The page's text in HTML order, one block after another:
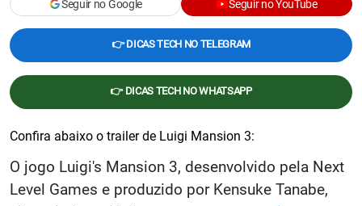
Seguir no Google
Seguir no YouTube
👉 DICAS TECH NO TELEGRAM
👉 DICAS TECH NO WHATSAPP
O jogo Luigi's Mansion 3, desenvolvido pela Next
Level Games e produzido por Kensuke Tanabe,
Confira abaixo o trailer de Luigi Mansion 3: